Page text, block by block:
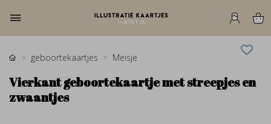
geboortekaartjes Meisje
Vierkant geboortekaartje met streepjes en
zwaantjes